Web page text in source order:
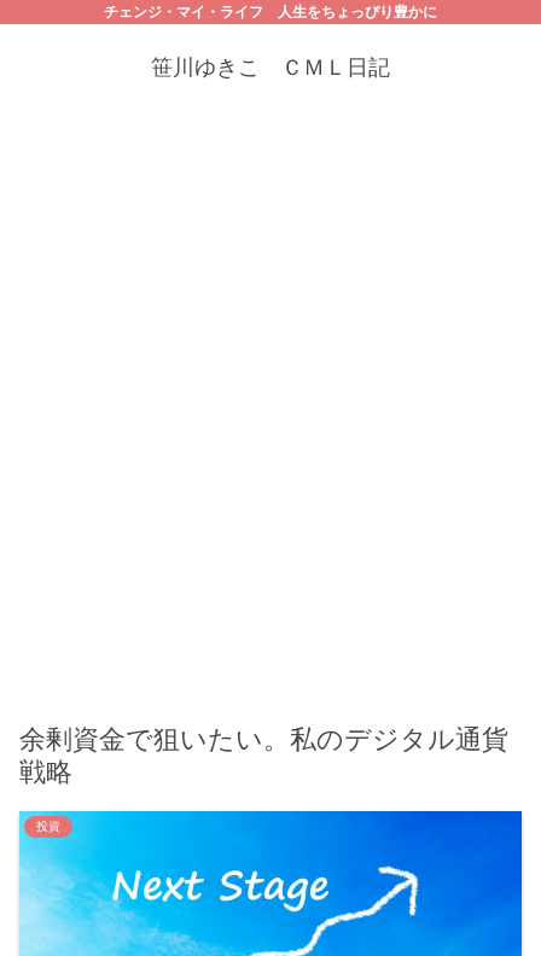
チェンジ・マイ・ライフ 人生をちょっぴり豊かに
笹川ゆきこ ＣＭＬ日記
余剰資金で狙いたい。私のデジタル通貨
戦略
投資